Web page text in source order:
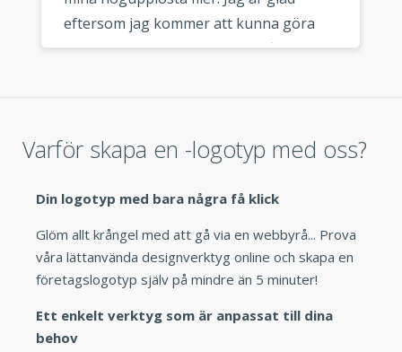
eftersom jag kommer att kunna göra
mina visitkort nu. Jag skulle definitivt
Varför skapa en -logotyp med oss?
Din logotyp med bara några få klick
Glöm allt krångel med att gå via en webbyrå... Prova
våra lättanvända designverktyg online och skapa en
företagslogotyp själv på mindre än 5 minuter!
Ett enkelt verktyg som är anpassat till dina
behov